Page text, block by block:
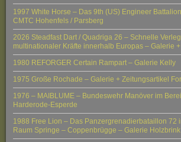
1997 White Horse – Das 9th (US) Engineer
CMTC Hohenfels / Parsberg
2026 Steadfast Dart / Quadriga 26 – Schnelle
multinationaler Kräfte innerhalb Europas – Galerie
1980 REFORGER Certain Rampart – Galerie Kelly
1975 Große Rochade – Galerie + Zeitungsartikel
1976 – MAIBLUME – Bundeswehr Manöver im
Harderode-Esperde
1988 Free Lion – Das Panzergrenadierbataillon 72
Raum Springe – Coppenbrügge – Galerie Holzbrink